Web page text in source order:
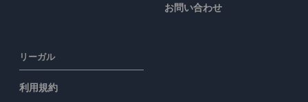
お問い合わせ
リーガル
利用規約